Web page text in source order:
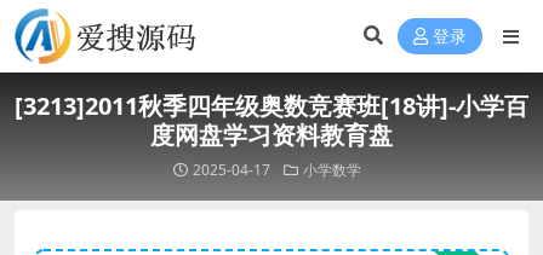
登录
[3213]2011秋季四年级奥数竞赛班[18讲]-小学百
度网盘学习资料教育盘
2025-04-17 小学数学